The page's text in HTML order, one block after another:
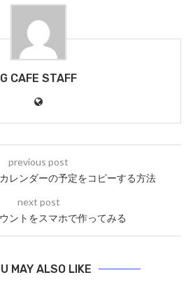
G CAFE STAFF
previous post
レンダーの予定をコピーする方法
next post
ントをスマホで作ってみる
MAY ALSO LIKE